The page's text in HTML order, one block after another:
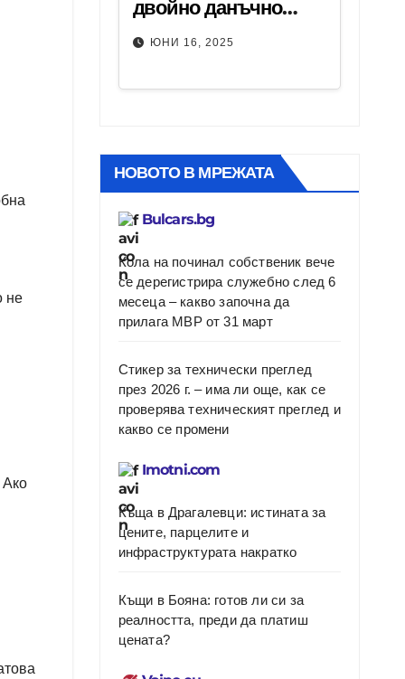
не
Ако
двойно данъчно
облагане при доходи
ръководство
ЮНИ 16, 2025
НОВОТО В МРЕЖАТА
Bulcars.bg
Кола на починал собственик вече
се дерегистрира служебно след 6
месеца – какво започна да
прилага МВР от 31 март
Стикер за технически преглед
през 2026 г. – има ли още, как се
проверява техническият преглед и
какво се промени
Imotni.com
Къща в Драгалевци: истината за
цените, парцелите и
инфраструктурата накратко
Къщи в Бояна: готов ли си за
реалността, преди да платиш
цената?